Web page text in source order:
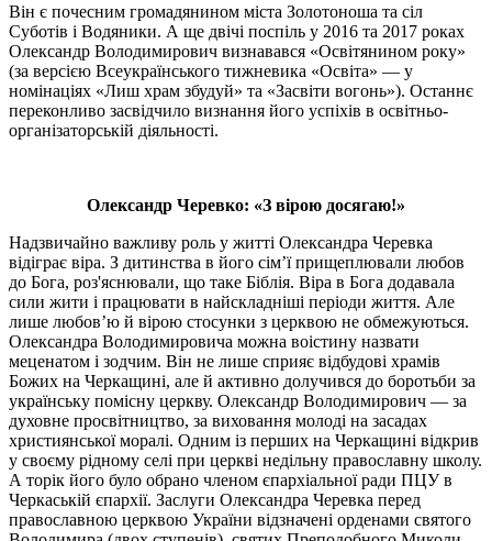
Він є почесним громадянином міста Золотоноша та сіл
Суботів і Водяники. А ще двічі поспіль у 2016 та 2017 роках
Олександр Володимирович визнавався «Освітянином року»
(за версією Всеукраїнського тижневика «Освіта» — у
номінаціях «Лиш храм збудуй» та «Засвіти вогонь»). Останнє
переконливо засвідчило визнання його успіхів в освітньо-
організаторській діяльності.
Олександр Черевко: «З вірою досягаю!»
Надзвичайно важливу роль у житті Олександра Черевка
відіграє віра. З дитинства в його сім’ї прищеплювали любов
до Бога, роз'яснювали, що таке Біблія. Віра в Бога додавала
сили жити і працювати в найскладніші періоди життя. Але
лише любов’ю й вірою стосунки з церквою не обмежуються.
Олександра Володимировича можна воістину назвати
меценатом і зодчим. Він не лише сприяє відбудові храмів
Божих на Черкащині, але й активно долучився до боротьби за
українську помісну церкву. Олександр Володимирович — за
духовне просвітництво, за виховання молоді на засадах
християнської моралі. Одним із перших на Черкащині відкрив
у своєму рідному селі при церкві недільну православну школу.
А торік його було обрано членом єпархіальної ради ПЦУ в
Черкаській єпархії. Заслуги Олександра Черевка перед
православною церквою України відзначені орденами святого